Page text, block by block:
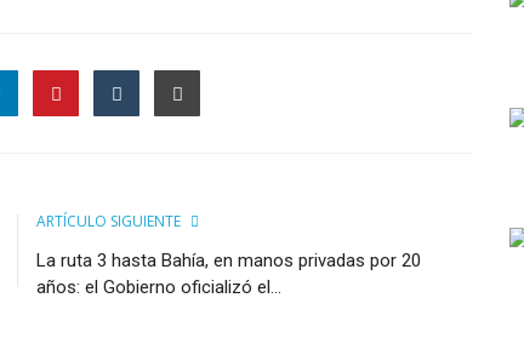
ARTÍCULO SIGUIENTE
La ruta 3 hasta Bahía, en manos privadas por 20
años: el Gobierno oficializó el...